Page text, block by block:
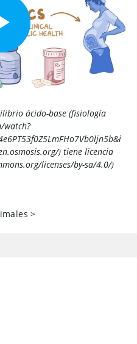
ácido-base (fisiología
watch?
) tiene licencia
licenses/by-sa/4.0/)
>